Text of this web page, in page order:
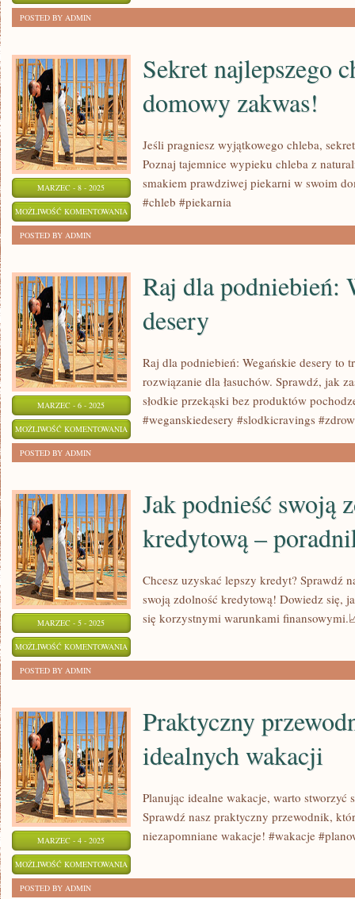
TECHNOLOGII
KOSMOSIE
ZOSTAŁA WYŁĄCZONA
POSTED BY ADMIN
MARZEC - 8 - 2025
MOŻLIWOŚĆ KOMENTOWANIA
–
DOMOWY
ZAKWAS!
ZOSTAŁA WYŁĄCZONA
Sekret najlepszego
domowy zakwas!
Jeśli pragniesz wyjątkowego chleba,
Poznaj tajemnice wypieku chleba z
smakiem prawdziwej piekarni w swoim
#chleb #piekarnia
POSTED BY ADMIN
MARZEC - 6 - 2025
MOŻLIWOŚĆ KOMENTOWANIA
WEGAŃSKIE
DESERY
ZOSTAŁA WYŁĄCZONA
Raj dla podniebień:
desery
Raj dla podniebień: Wegańskie desery to
rozwiązanie dla łasuchów. Sprawdź, jak
słodkie przekąski bez produktów
#weganskiedesery #slodkicravings
POSTED BY ADMIN
MARZEC - 5 - 2025
MOŻLIWOŚĆ KOMENTOWANIA
ZDOLNOŚĆ
KREDYTOWĄ
PORADNIK
KAŻDEGO
ZOSTAŁA WYŁĄCZONA
Jak podnieść swoją
kredytową –
Chcesz uzyskać lepszy kredyt? Sprawdź
swoją zdolność kredytową! Dowiedz się,
się korzystnymi warunkami
POSTED BY ADMIN
MARZEC - 4 - 2025
MOŻLIWOŚĆ KOMENTOWANIA
ZOSTAŁA WYŁĄCZONA
Praktyczny
idealnych wakacji
Planując idealne wakacje, warto stworzyć
Sprawdź nasz praktyczny przewodnik,
niezapomniane wakacje! #wakacje
POSTED BY ADMIN